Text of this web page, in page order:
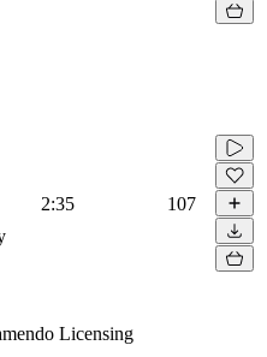
2:35 107
Licensing